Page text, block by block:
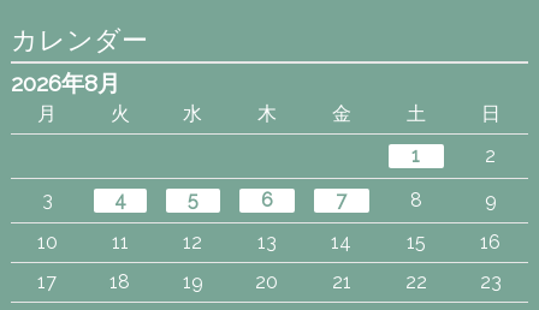
カレンダー
2026年8月
月 火 水 木 金 土
日
1
2
3
4 5 6 7 8
9
10
11 12 13 14 15
16
17
18 19 20 21 22
23